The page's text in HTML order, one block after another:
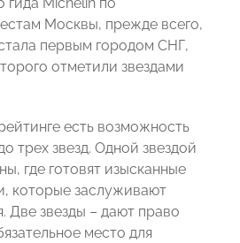
Москвы, прежде всего,
первым городом СНГ,
отметили звездами
есть возможность
трех звезд. Одной звездой
где готовят изысканные
которые заслуживают
Две звезды – дают право
место для